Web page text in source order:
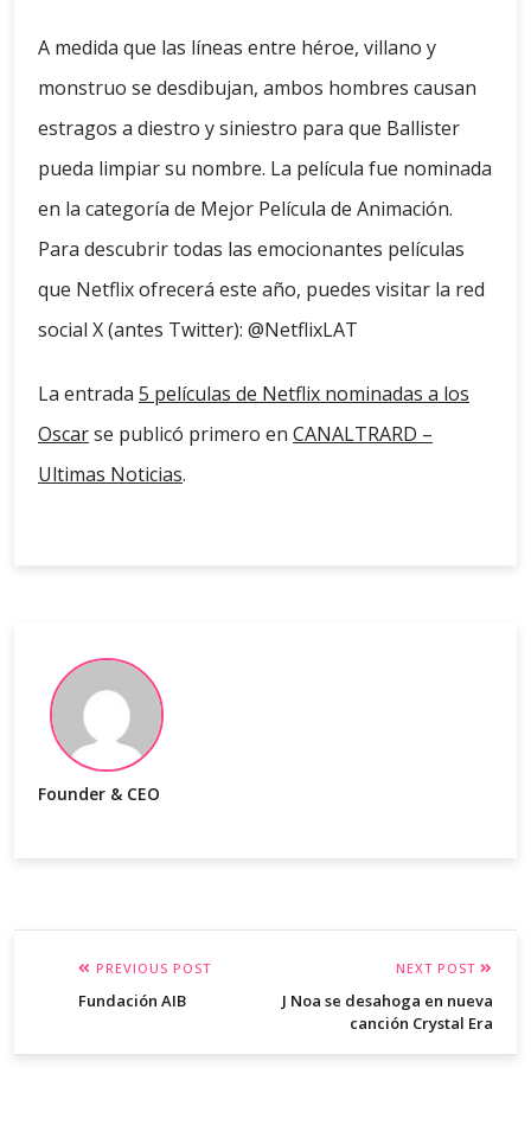
A medida que las líneas entre héroe, villano y
monstruo se desdibujan, ambos hombres causan
estragos a diestro y siniestro para que Ballister
pueda limpiar su nombre. La película fue nominada
en la categoría de Mejor Película de Animación.
Para descubrir todas las emocionantes películas
que Netflix ofrecerá este año, puedes visitar la red
social X (antes Twitter): @NetflixLAT
La entrada 5 películas de Netflix nominadas a los
Oscarse publicó primero en CANALTRARD –
Ultimas Noticias.
Founder & CEO
PREVIOUS POST
Fundación AIB
NEXT POST
J Noa se desahoga en nueva
canción Crystal Era